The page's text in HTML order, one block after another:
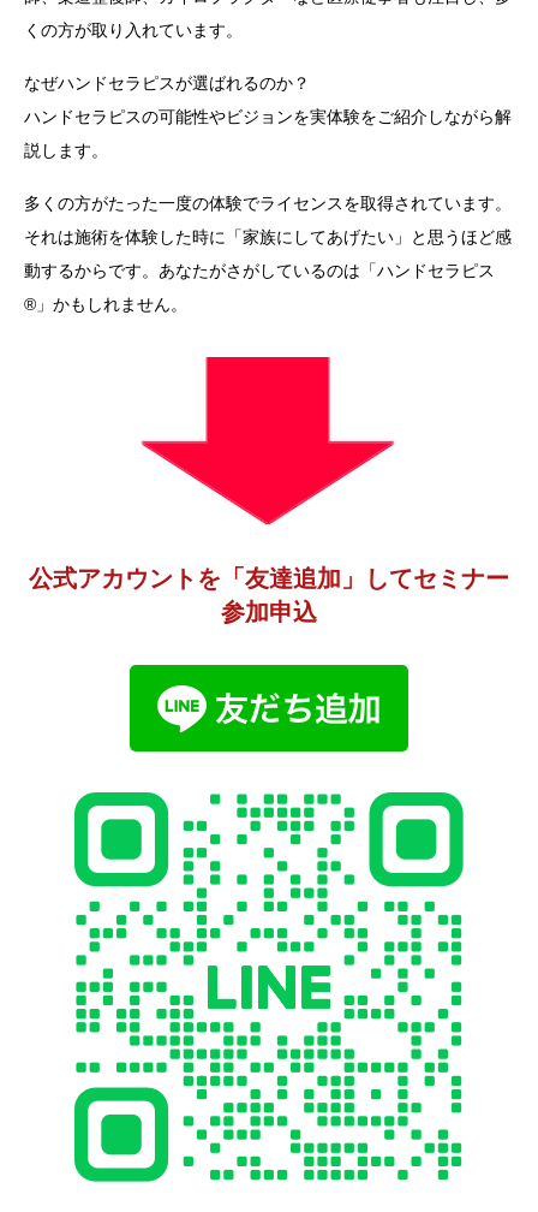
くの方が取り入れています。
なぜハンドセラピスが選ばれるのか？
ハンドセラピスの可能性やビジョンを実体験をご紹介しながら解
説します。
多くの方がたった一度の体験でライセンスを取得されています。
それは施術を体験した時に「家族にしてあげたい」と思うほど感
動するからです。あなたがさがしているのは「ハンドセラピス
®」かもしれません。
公式アカウントを「友達追加」してセミナー
参加申込